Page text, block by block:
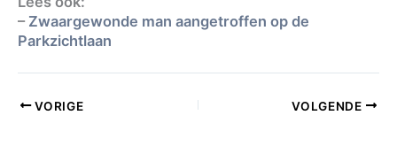
– Zwaargewonde man aangetroffen op de
Parkzichtlaan
VORIGE VOLGENDE